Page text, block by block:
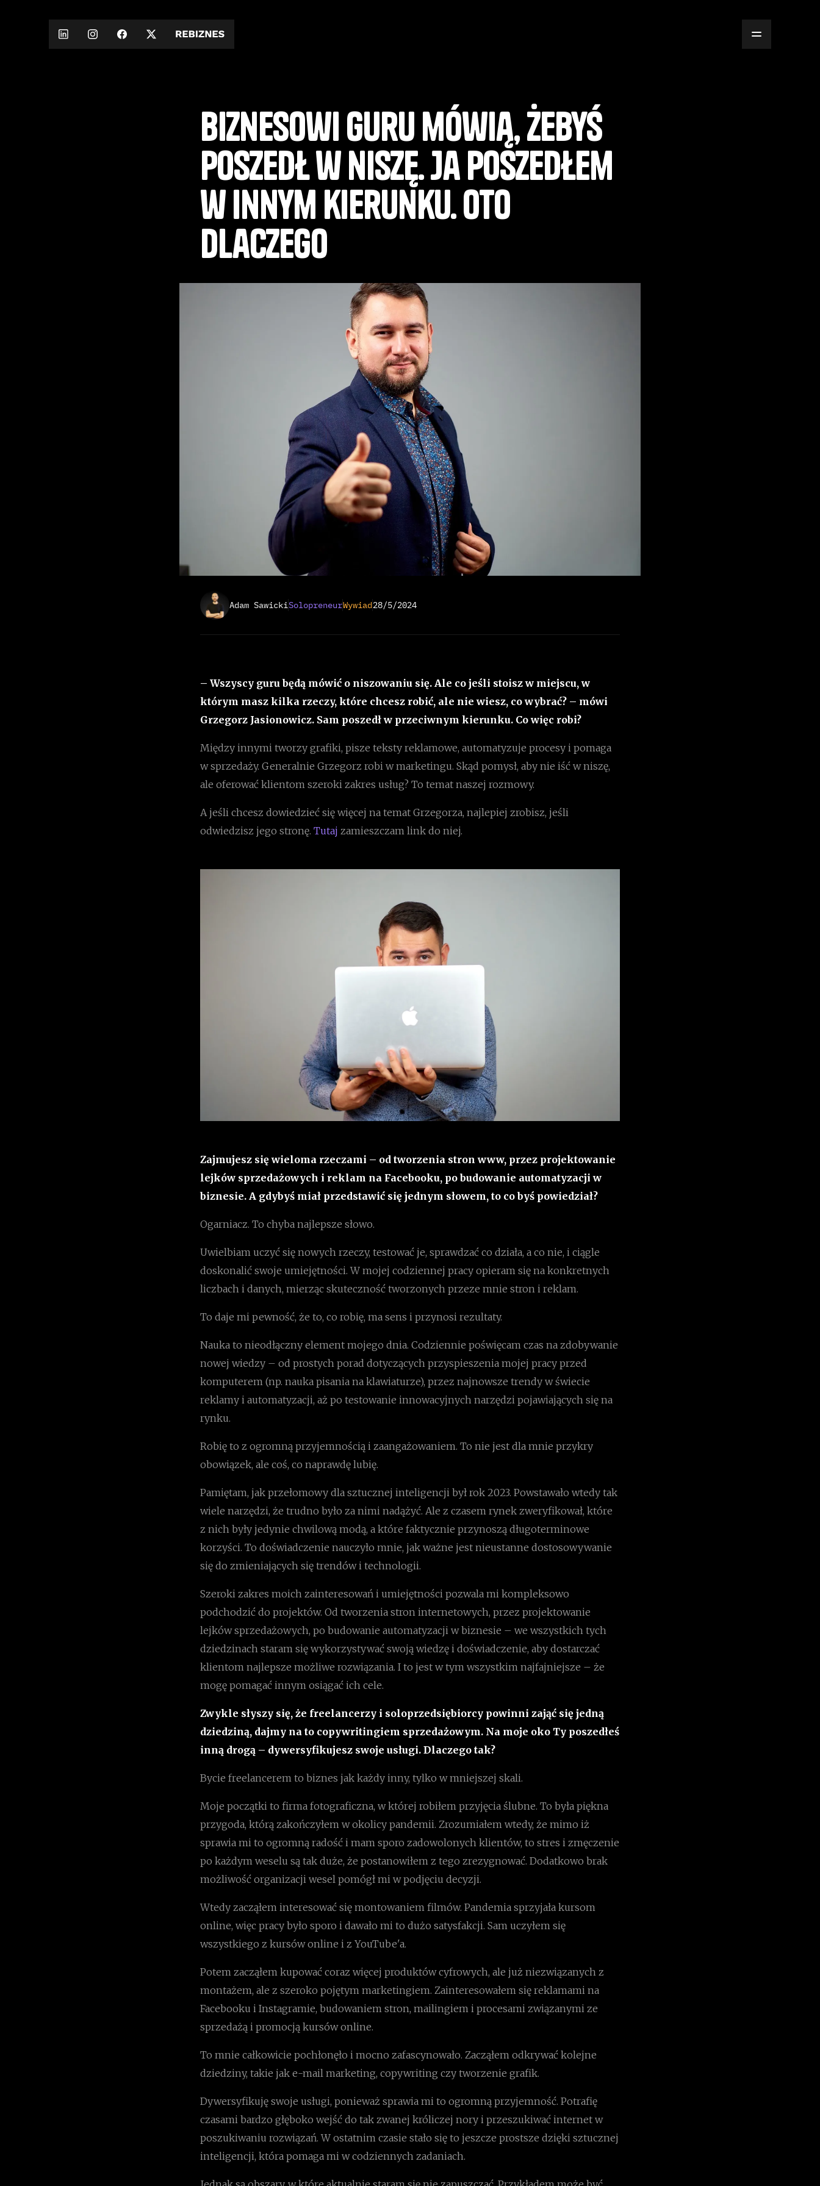
Biznesowi guru mówią, żebyś
poszedł w niszę. Ja poszedłem
w innym kierunku. Oto
dlaczego
Adam SawickiSolopreneurWywiad28/5/2024
– Wszyscy guru będą mówić o niszowaniu się. Ale co jeśli stoisz w miejscu, w
którym masz kilka rzeczy, które chcesz robić, ale nie wiesz, co wybrać? – mówi
Grzegorz Jasionowicz. Sam poszedł w przeciwnym kierunku. Co więc robi?
Między innymi tworzy grafiki, pisze teksty reklamowe, automatyzuje procesy i pomaga
w sprzedaży. Generalnie Grzegorz robi w marketingu. Skąd pomysł, aby nie iść w niszę,
ale oferować klientom szeroki zakres usług? To temat naszej rozmowy.
A jeśli chcesz dowiedzieć się więcej na temat Grzegorza, najlepiej zrobisz, jeśli
odwiedzisz jego stronę. Tutaj zamieszczam link do niej.
Zajmujesz się wieloma rzeczami – od tworzenia stron www, przez projektowanie
lejków sprzedażowych i reklam na Facebooku, po budowanie automatyzacji w
biznesie. A gdybyś miał przedstawić się jednym słowem, to co byś powiedział?
Ogarniacz. To chyba najlepsze słowo.
Uwielbiam uczyć się nowych rzeczy, testować je, sprawdzać co działa, a co nie, i ciągle
doskonalić swoje umiejętności. W mojej codziennej pracy opieram się na konkretnych
liczbach i danych, mierząc skuteczność tworzonych przeze mnie stron i reklam.
To daje mi pewność, że to, co robię, ma sens i przynosi rezultaty.
Nauka to nieodłączny element mojego dnia. Codziennie poświęcam czas na zdobywanie
nowej wiedzy – od prostych porad dotyczących przyspieszenia mojej pracy przed
komputerem (np. nauka pisania na klawiaturze), przez najnowsze trendy w świecie
reklamy i automatyzacji, aż po testowanie innowacyjnych narzędzi pojawiających się na
rynku.
Robię to z ogromną przyjemnością i zaangażowaniem. To nie jest dla mnie przykry
obowiązek, ale coś, co naprawdę lubię.
Pamiętam, jak przełomowy dla sztucznej inteligencji był rok 2023. Powstawało wtedy tak
wiele narzędzi, że trudno było za nimi nadążyć. Ale z czasem rynek zweryfikował, które
z nich były jedynie chwilową modą, a które faktycznie przynoszą długoterminowe
korzyści. To doświadczenie nauczyło mnie, jak ważne jest nieustanne dostosowywanie
się do zmieniających się trendów i technologii.
Szeroki zakres moich zainteresowań i umiejętności pozwala mi kompleksowo
podchodzić do projektów. Od tworzenia stron internetowych, przez projektowanie
lejków sprzedażowych, po budowanie automatyzacji w biznesie – we wszystkich tych
dziedzinach staram się wykorzystywać swoją wiedzę i doświadczenie, aby dostarczać
klientom najlepsze możliwe rozwiązania. I to jest w tym wszystkim najfajniejsze – że
mogę pomagać innym osiągać ich cele.
Zwykle słyszy się, że freelancerzy i soloprzedsiębiorcy powinni zająć się jedną
dziedziną, dajmy na to copywritingiem sprzedażowym. Na moje oko Ty poszedłeś
inną drogą – dywersyfikujesz swoje usługi. Dlaczego tak?
Bycie freelancerem to biznes jak każdy inny, tylko w mniejszej skali.
Moje początki to firma fotograficzna, w której robiłem przyjęcia ślubne. To była piękna
przygoda, którą zakończyłem w okolicy pandemii. Zrozumiałem wtedy, że mimo iż
sprawia mi to ogromną radość i mam sporo zadowolonych klientów, to stres i zmęczenie
po każdym weselu są tak duże, że postanowiłem z tego zrezygnować. Dodatkowo brak
możliwość organizacji wesel pomógł mi w podjęciu decyzji.
Wtedy zacząłem interesować się montowaniem filmów. Pandemia sprzyjała kursom
online, więc pracy było sporo i dawało mi to dużo satysfakcji. Sam uczyłem się
wszystkiego z kursów online i z YouTube'a.
Potem zacząłem kupować coraz więcej produktów cyfrowych, ale już niezwiązanych z
montażem, ale z szeroko pojętym marketingiem. Zainteresowałem się reklamami na
Facebooku i Instagramie, budowaniem stron, mailingiem i procesami związanymi ze
sprzedażą i promocją kursów online.
To mnie całkowicie pochłonęło i mocno zafascynowało. Zacząłem odkrywać kolejne
dziedziny, takie jak e-mail marketing, copywriting czy tworzenie grafik.
Dywersyfikuję swoje usługi, ponieważ sprawia mi to ogromną przyjemność. Potrafię
czasami bardzo głęboko wejść do tak zwanej króliczej nory i przeszukiwać internet w
poszukiwaniu rozwiązań. W ostatnim czasie stało się to jeszcze prostsze dzięki sztucznej
inteligencji, która pomaga mi w codziennych zadaniach.